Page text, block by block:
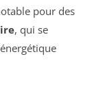
pour des
, qui se